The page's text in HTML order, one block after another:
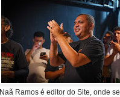
Naã Ramos é editor do Site, onde se